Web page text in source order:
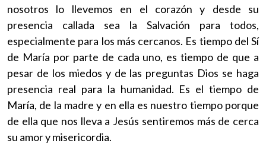
nosotros lo llevemos en el corazón y desde su
presencia callada sea la Salvación para todos,
especialmente para los más cercanos. Es tiempo del Sí
de María por parte de cada uno, es tiempo de que a
pesar de los miedos y de las preguntas Dios se haga
presencia real para la humanidad. Es el tiempo de
María, de la madre y en ella es nuestro tiempo porque
de ella que nos lleva a Jesús sentiremos más de cerca
su amor y misericordia.